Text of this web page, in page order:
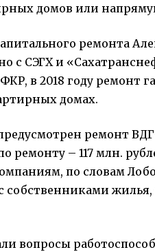
домов или
ремонта
с СЭГХ и
в 2018 году ремонт
домах.
ремонт
ремонту – 117 млн.
по словам
жилья,
вопросы